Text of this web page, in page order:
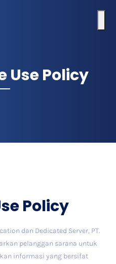
Use Policy
Policy
dan Dedicated Server, PT.
pelanggan sarana untuk
informasi yang bersifat